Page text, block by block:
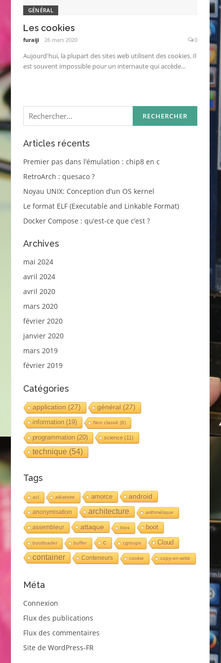
GÉNÉRAL
Les cookies
furaiji 26 mars 2020 0
Aujourd'hui, la plupart des sites web utilisent des cookies. Il
est souvent impossible pour un internaute qui accède...
Rechercher :
Articles récents
Premier pas dans l’émulation : chip8 en c
RetroArch : quesaco ?
Noyau UNIX: Conception d’un OS kernel
Le format ELF (Executable and Linkable Format)
Docker Compose : qu’est-ce que c’est ?
Archives
mai 2024
avril 2024
avril 2020
mars 2020
février 2020
janvier 2020
mars 2019
février 2019
Catégories
application(27) général(27)
information(19) Non classé(8)
programmation(20) science(11)
technique(54)
Tags
acl aléatoire amorce android
anonymisation architecture arithmétique
assembleur attaque bios boot
bootloader buffer c cgroups Cloud
container Conteneurs cookie copy-on-write
Méta
Connexion
Flux des publications
Flux des commentaires
Site de WordPress-FR